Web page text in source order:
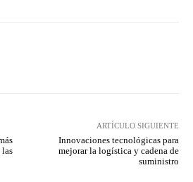
las
ARTÍCULO SIGUIENTE
Innovaciones tecnológicas para
mejorar la logística y cadena de
suministro